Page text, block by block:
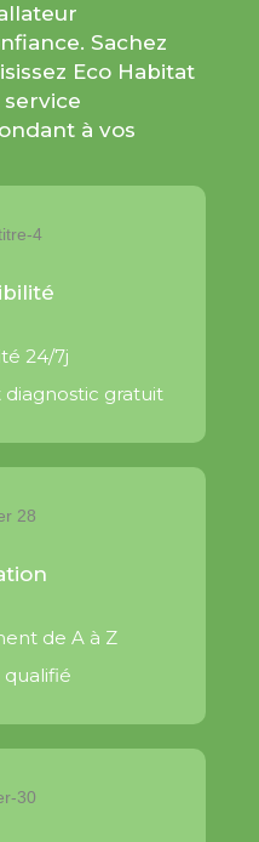
Sachez
Eco Habitat
service
à vos
24/7j
gratuit
de A à Z
qualifié